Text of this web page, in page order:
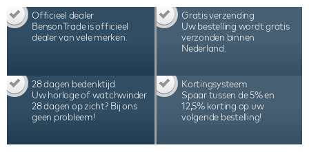
Officieel dealer
BensonTrade is officieel
dealer van vele merken.
Gratis verzending
Uw bestelling wordt gratis
verzonden binnen
Nederland.
28 dagen bedenktijd
Uw horloge of watchwinder
28 dagen op zicht? Bij ons
geen probleem!
Kortingsysteem
Spaar tussen de 5% en
12,5% korting op uw
volgende bestelling!